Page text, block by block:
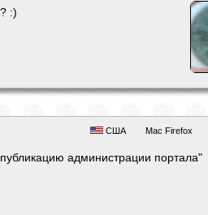
:)
Mac Firefox
США
администрации портала"